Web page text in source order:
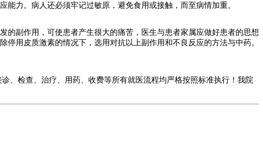
力。病人还必须牢记过敏原，避免食用或接触，而至病情加重。
副作用，可使患者产生很大的痛苦，医生与患者家属应做好患者的思想
用皮质激素的情况下，选用对抗以上副作用和不良反应的方法与中药。
、检查、治疗、用药、收费等所有就医流程均严格按照标准执行！我院